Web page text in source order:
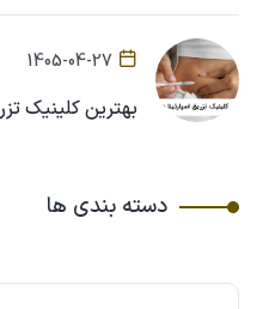
1405-04-27
بهترین کلینیک
دسته بندی ها